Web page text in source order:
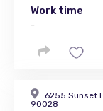
Work time
-
6255 Sunset
90028